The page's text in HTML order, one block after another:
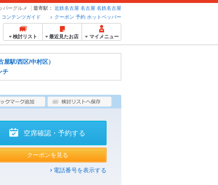
パーグルメ 最寄駅： 近鉄名古屋 名古屋 名鉄名古屋
クーポン 予約 ホットペッパー
コンテンツガイド
検討リスト 最近見たお店 マイメニュー
屋駅/西区/中村区）
チ
空席確認・予約する
クーポンを見る
電話番号を表示する